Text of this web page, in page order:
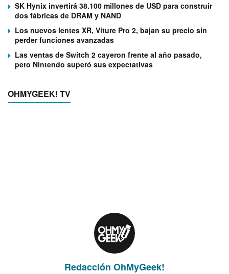
SK Hynix invertirá 38.100 millones de USD para construir
dos fábricas de DRAM y NAND
Los nuevos lentes XR, Viture Pro 2, bajan su precio sin
perder funciones avanzadas
Las ventas de Switch 2 cayeron frente al año pasado,
pero Nintendo superó sus expectativas
OHMYGEEK! TV
Redacción OhMyGeek!